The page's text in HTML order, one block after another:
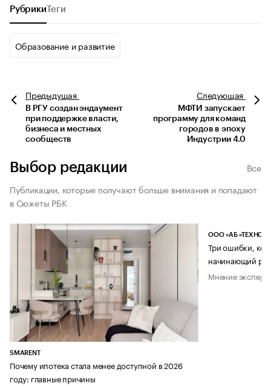
Рубрики Теги
Образование и развитие
Предыдущая
В РГУ создан эндаумент
при поддержке власти,
бизнеса и местных
сообществ
Следующая
МФТИ запускает
программу для команд
городов в эпоху
Индустрии 4.0
Выбор редакции
Все
Публикации, которые получают больше внимания и попадают
в Сюжеты РБК
SMARENT
Почему ипотека стала менее доступной в 2026
году: главные причины
ООО «АБ
Три ошибки,
начинающий
Мнение